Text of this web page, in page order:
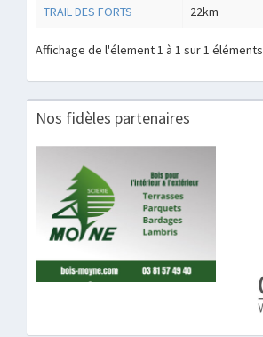
TRAIL DES FORTS 22km
Affichage de l'élement 1 à 1 sur 1 éléments
Nos fidèles partenaires